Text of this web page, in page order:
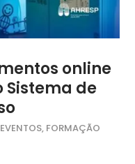
online
de
EVENTOS, FORMAÇÃO